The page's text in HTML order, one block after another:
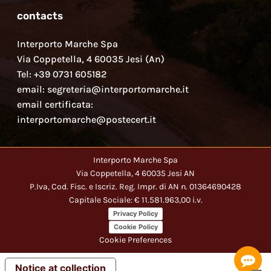
contacts
Interporto Marche Spa
Via Coppetella, 4 60035 Jesi (An)
Tel: +39 0731 605182
email: segreteria@interportomarche.it
email certificata:
interportomarche@postecert.it
Interporto Marche Spa
Via Coppetella, 4 60035 Jesi AN
P.Iva, Cod. Fisc. e Iscriz. Reg. Impr. di AN n. 01364690428
Capitale Sociale: € 11.581.963,00 i.v.
Privacy Policy
Cookie Policy
Cookie Preferences
Notice at collection